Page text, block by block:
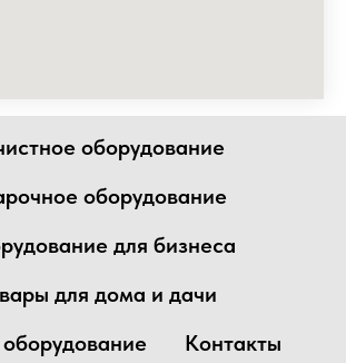
оборудование
оборудование
для бизнеса
для дома и дачи
Контакты